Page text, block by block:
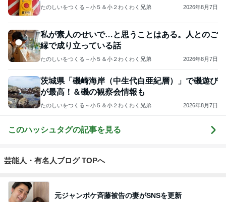
たのしいをつくる～小５＆小２わくわく兄弟 2026年8月7日
私が素人のせいで…と思うことはある。人とのご
縁で成り立っている話
たのしいをつくる～小５＆小２わくわく兄弟 2026年8月7日
茨城県「磯崎海岸（中生代白亜紀層）」で磯遊び
が最高！＆磯の観察会情報も
たのしいをつくる～小５＆小２わくわく兄弟 2026年8月7日
このハッシュタグの記事を見る
芸能人・有名人ブログ TOPへ
元ジャンポケ斉藤被告の妻がSNSを更新